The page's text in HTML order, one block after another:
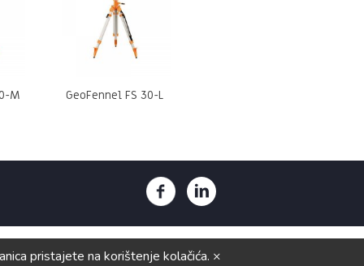
M GeoFennel FS 30-L
pristajete na korištenje kolačića. ×